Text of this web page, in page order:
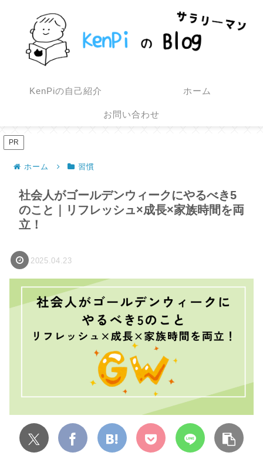
KenPiの自己紹介 ホーム
お問い合わせ
PR
ホーム 習慣
社会人がゴールデンウィークにやるべき5
のこと｜リフレッシュ×成長×家族時間を両
立！
2025.04.23